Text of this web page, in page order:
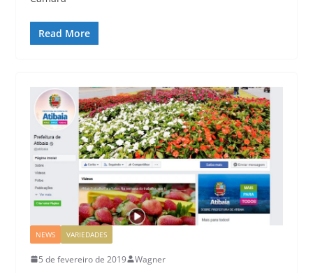
Read More
NEWS VARIEDADES
5 de fevereiro de 2019 Wagner